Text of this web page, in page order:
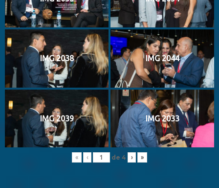
IMG 2038 IMG 2044
IMG 2039 IMG 2033
« ‹ de 4 › »